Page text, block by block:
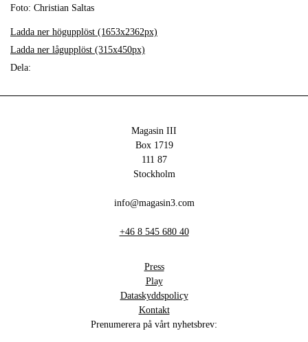
Foto: Christian Saltas
Ladda ner högupplöst (1653x2362px)
Ladda ner lågupplöst (315x450px)
Dela:
Magasin III
Box 1719
111 87
Stockholm
info@magasin3.com
+46 8 545 680 40
Press
Play
Dataskyddspolicy
Kontakt
Prenumerera på vårt nyhetsbrev: